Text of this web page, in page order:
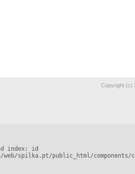
Copyright (c)
index: id
web/spilka.pt/public_html/